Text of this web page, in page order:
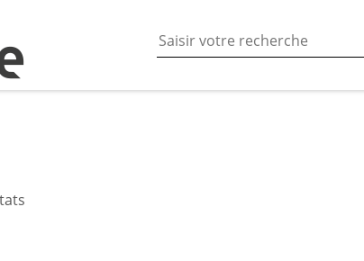
sur ce site vous acceptez l’utilisation
partages de contenu sur les réseaux sociaux.